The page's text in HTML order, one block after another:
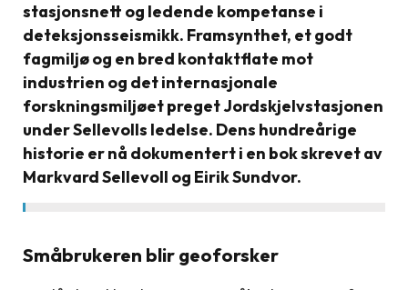
stasjonsnett og ledende kompetanse i
deteksjonsseismikk. Framsynthet, et godt
fagmiljø og en bred kontaktflate mot
industrien og det internasjonale
forskningsmiljøet preget Jordskjelvstasjonen
under Sellevolls ledelse. Dens hundreårige
historie er nå dokumentert i en bok skrevet av
Markvard Sellevoll og Eirik Sundvor.
Småbrukeren blir geoforsker